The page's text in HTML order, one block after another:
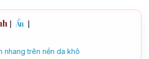
[ Ẩn ]
nhang trên nền da khô